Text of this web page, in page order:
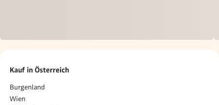
Kauf in Österreich
Burgenland
Wien